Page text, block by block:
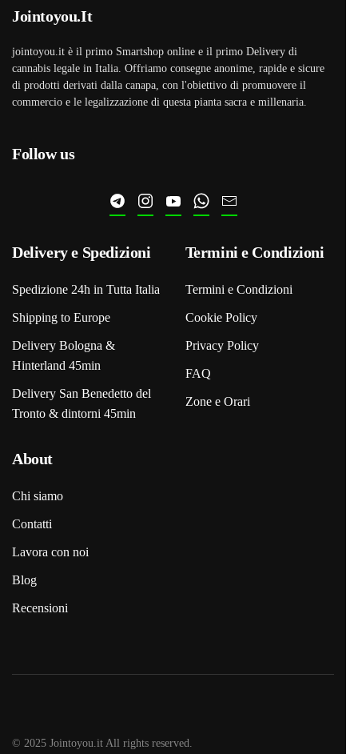
Jointoyou.It
jointoyou.it è il primo Smartshop online e il primo Delivery di
cannabis legale in Italia. Offriamo consegne anonime, rapide e sicure
di prodotti derivati dalla canapa, con l'obiettivo di promuovere il
commercio e le legalizzazione di questa pianta sacra e millenaria.
Follow us
Delivery e Spedizioni
Spedizione 24h in Tutta Italia
Shipping to Europe
Delivery Bologna &
Hinterland 45min
Delivery San Benedetto del
Tronto & dintorni 45min
Termini e Condizioni
Termini e Condizioni
Cookie Policy
Privacy Policy
FAQ
Zone e Orari
About
Chi siamo
Contatti
Lavora con noi
Blog
Recensioni
© 2025 Jointoyou.it All rights reserved.